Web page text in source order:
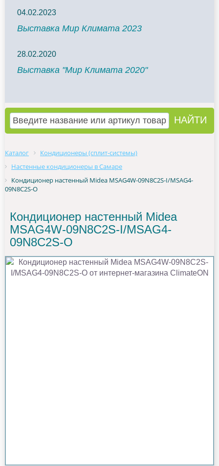
04.02.2023
Выставка Мир Климата 2023
28.02.2020
Выставка "Мир Климата 2020"
Каталог
Кондиционеры (сплит-системы)
Настенные кондиционеры в Самаре
Кондиционер настенный Midea MSAG4W-09N8C2S-I/MSAG4-
09N8C2S-O
Кондиционер настенный Midea
MSAG4W-09N8C2S-I/MSAG4-
09N8C2S-O